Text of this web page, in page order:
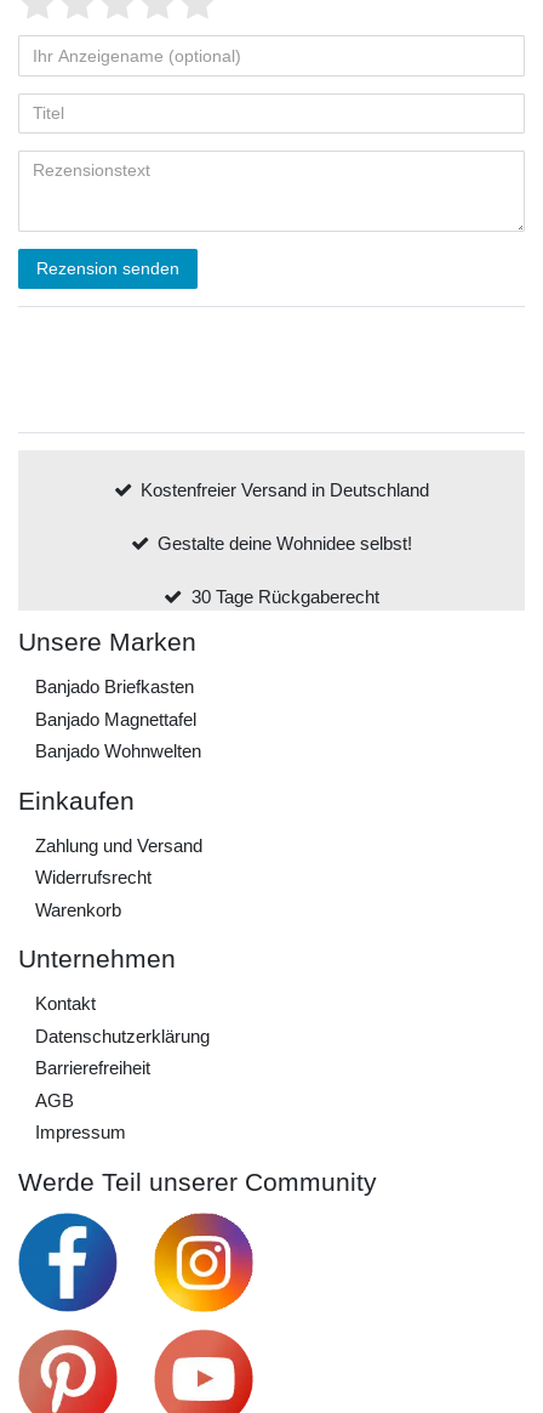
Rezension senden
Kostenfreier Versand in Deutschland
Gestalte deine Wohnidee selbst!
30 Tage Rückgaberecht
Unsere Marken
Banjado Briefkasten
Banjado Magnettafel
Banjado Wohnwelten
Einkaufen
Zahlung und Versand
Widerrufs­recht
Warenkorb
Unternehmen
Kontakt
Daten­schutz­erklärung
Barrierefreiheit
AGB
Impressum
Werde Teil unserer Community